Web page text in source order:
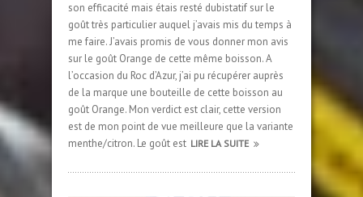
son efficacité mais étais resté dubistatif sur le
goût très particulier auquel j’avais mis du temps à
me faire. J’avais promis de vous donner mon avis
sur le goût Orange de cette même boisson. A
l’occasion du Roc d’Azur, j’ai pu récupérer auprès
de la marque une bouteille de cette boisson au
goût Orange. Mon verdict est clair, cette version
est de mon point de vue meilleure que la variante
menthe/citron. Le goût est LIRE LA SUITE